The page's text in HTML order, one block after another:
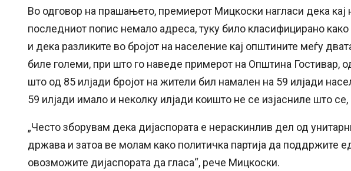
Во одговор на прашањето, премиерот Мицкоски нагласи дека
последниот попис немало адреса, туку било класифицирано
и дека разликите во бројот на население кај општините меѓу
биле големи, при што го наведе примерот на Општина Гостивар,
што од 85 илјади бројот на жители бил намален на 59 илјади
59 илјади имало и неколку илјади коишто не се изјасниле што
„Често зборувам дека дијаспората е нераскинлив дел од
држава и затоа ве молам како политичка партија да поддржите
овозможите дијаспората да гласа“, рече Мицкоски.